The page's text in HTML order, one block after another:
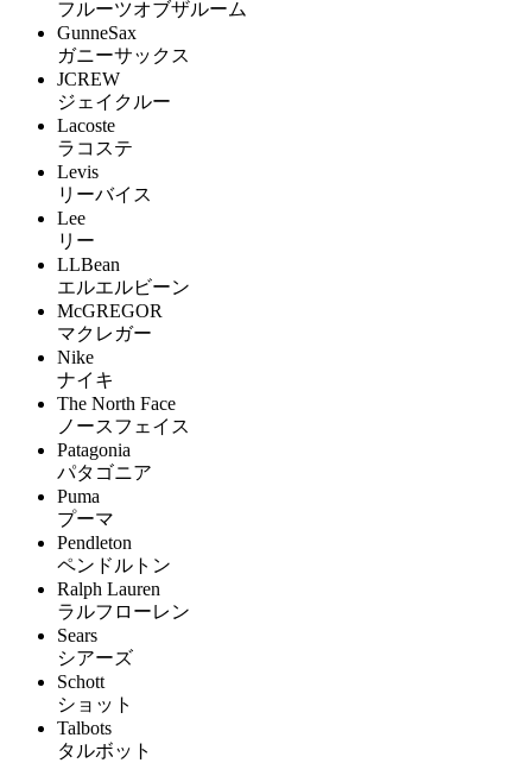
フルーツオブザルーム
GunneSax
ガニーサックス
JCREW
ジェイクルー
Lacoste
ラコステ
Levis
リーバイス
Lee
リー
LLBean
エルエルビーン
McGREGOR
マクレガー
Nike
ナイキ
The North Face
ノースフェイス
Patagonia
パタゴニア
Puma
プーマ
Pendleton
ペンドルトン
Ralph Lauren
ラルフローレン
Sears
シアーズ
Schott
ショット
Talbots
タルボット